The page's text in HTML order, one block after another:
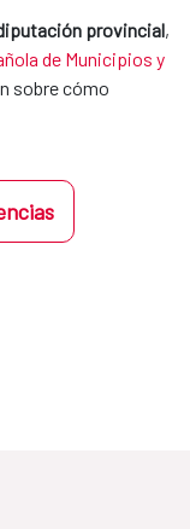
provincial,
de Municipios y
sobre cómo